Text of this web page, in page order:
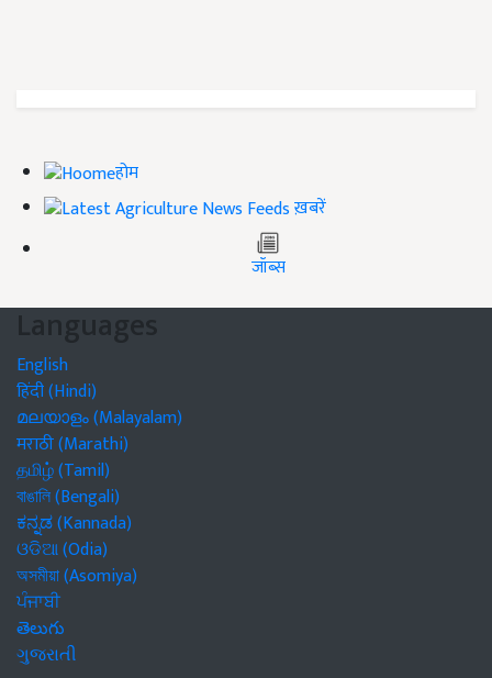
होम
ख़बरें
जॉब्स
Languages
English
हिंदी (Hindi)
മലയാളം (Malayalam)
मराठी (Marathi)
தமிழ் (Tamil)
বাঙালি (Bengali)
ಕನ್ನಡ (Kannada)
ଓଡିଆ (Odia)
অসমীয়া (Asomiya)
ਪੰਜਾਬੀ
తెలుగు
ગુજરાતી